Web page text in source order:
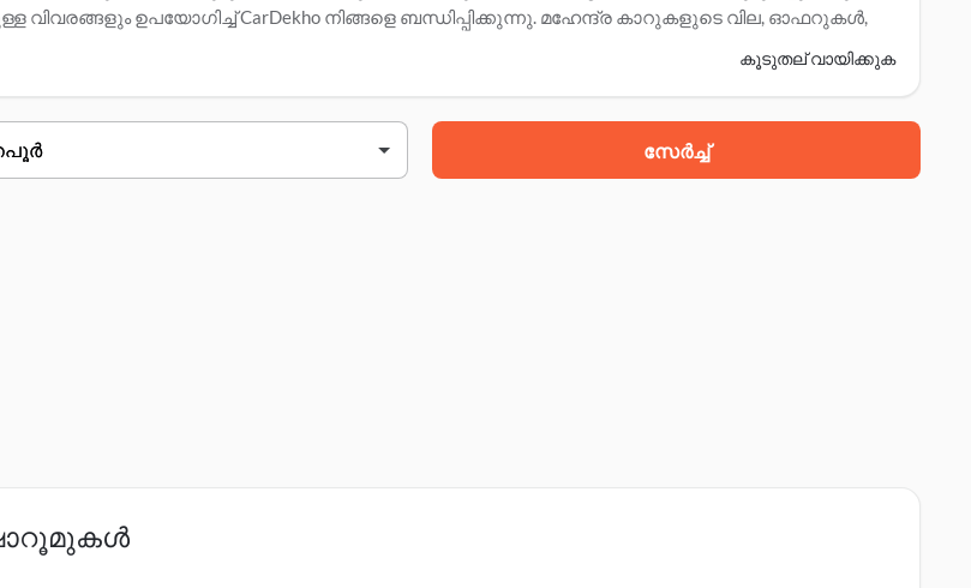
ഉപയോഗിച്ച് CarDekho നിങ്ങളെ ബന്ധിപ്പിക്കുന്നു. മഹേന്ദ്ര കാറുകളുടെ വില, ഓഫറുകൾ,
മഹേന്ദ്ര
കൂടുതല് വായിക്കുക
സേർച്ച്